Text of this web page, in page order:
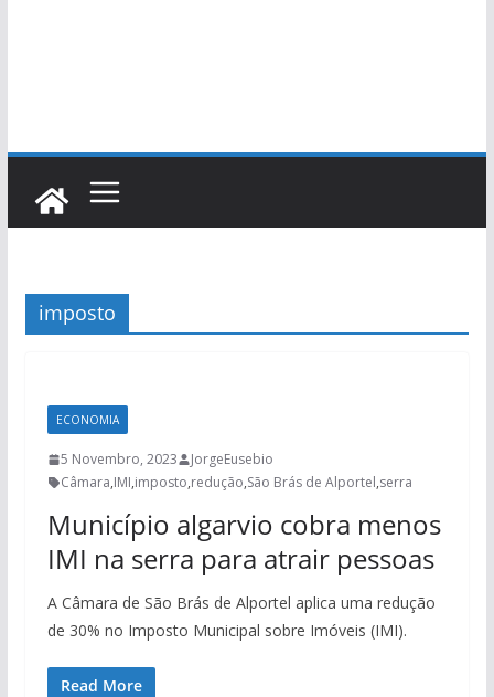
imposto
ECONOMIA
5 Novembro, 2023
JorgeEusebio
Câmara,IMI,imposto,redução,São Brás de Alportel,serra
Município algarvio cobra menos
IMI na serra para atrair pessoas
A Câmara de São Brás de Alportel aplica uma redução
de 30% no Imposto Municipal sobre Imóveis (IMI).
Read More